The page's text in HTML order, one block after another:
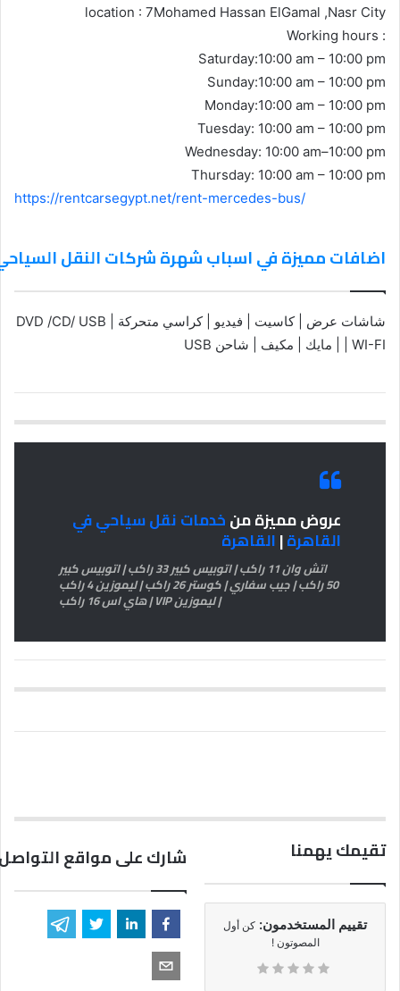
location : 7Mohamed Hassan ElGamal ,Nasr City
Working hours :
Saturday:10:00 am – 10:00 pm
Sunday:10:00 am – 10:00 pm
Monday:10:00 am – 10:00 pm
Tuesday: 10:00 am – 10:00 pm
Wednesday: 10:00 am–10:00 pm
Thursday: 10:00 am – 10:00 pm
https://rentcarsegypt.net/rent-mercedes-bus/
اضافات مميزة في اسباب شهرة شركات النقل
شاشات عرض | كاسيت | فيديو | كراسي متحركة | DVD /CD/ USB
| WI-FI | مايك | مكيف | شاحن USB
عروض مميزة منخدمات نقل سياحي في
القاهرة|القاهرة
اتش وان 11 راكب | اتوبيس كبير 33 راكب | اتوبيس كبير
50 راكب | جيب سفاري | كوستر 26 راكب | ليموزين 4 راكب
| ليموزين VIP | هاي اس 16 راكب
تقيمك يهمنا
تقييم المستخدمون: كن أول
المصوتون !
شارك على مواقع